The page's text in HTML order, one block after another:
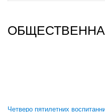
Четверо пятилетних